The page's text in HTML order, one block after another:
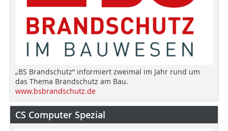
„BS Brandschutz“ informiert zweimal im Jahr rund um
das Thema Brandschutz am Bau.
www.bsbrandschutz.de
CS Computer Spezial